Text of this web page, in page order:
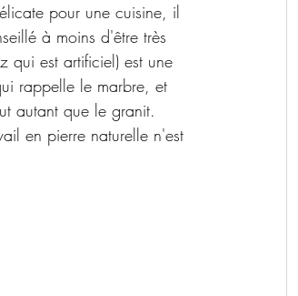
pour une cuisine, il
à moins d'être très
qui est artificiel) est une
rappelle le marbre, et
autant que le granit.
en pierre naturelle n'est